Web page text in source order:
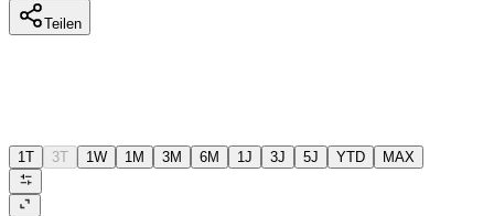
Teilen
1T 3T 1W 1M 3M 6M 1J 3J 5J YTD MAX